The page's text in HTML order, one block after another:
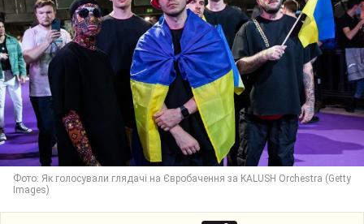
Фото: Як голосували глядачі на Євробачення за KALUSH Orchestra (Getty
Images)